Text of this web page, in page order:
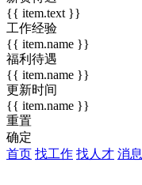
{{ item.text }}
工作经验
{{ item.name }}
福利待遇
{{ item.name }}
更新时间
{{ item.name }}
重置
确定
首页 找工作 找人才 消息